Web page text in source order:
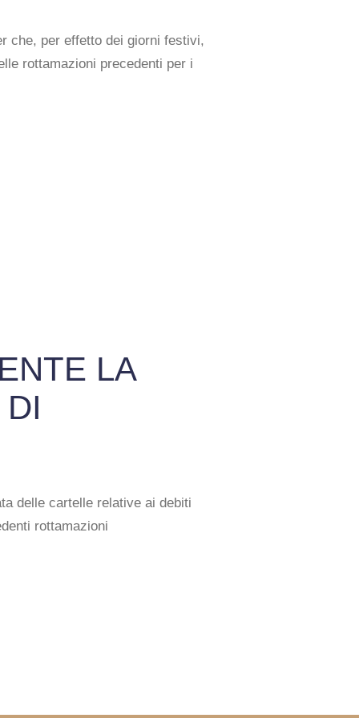
che, per effetto dei giorni festivi,
rottamazioni precedenti per i
LA
delle cartelle relative ai debiti
rottamazioni